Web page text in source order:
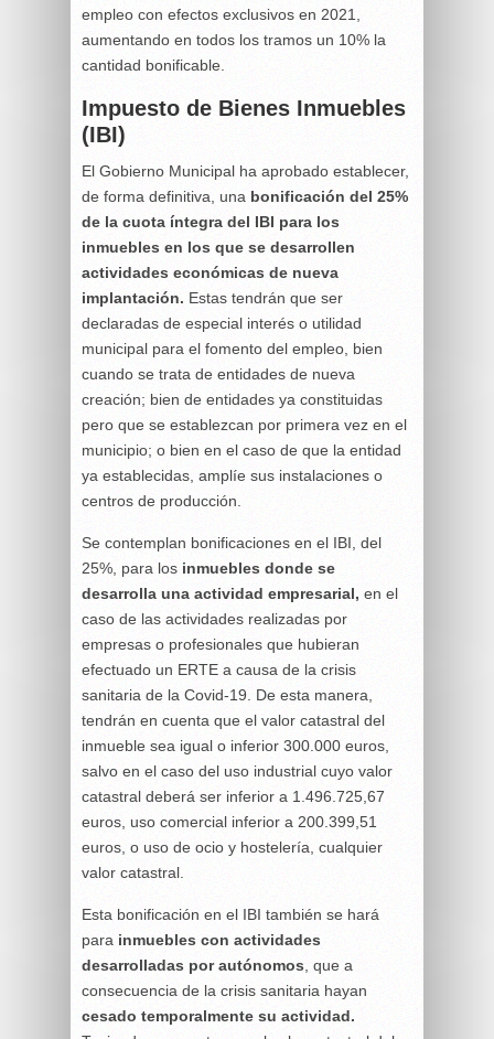
empleo con efectos exclusivos en 2021,
aumentando en todos los tramos un 10% la
cantidad bonificable.
Impuesto de Bienes Inmuebles
(IBI)
El Gobierno Municipal ha aprobado establecer,
de forma definitiva, una bonificación del 25%
de la cuota íntegra del IBI para los
inmuebles en los que se desarrollen
actividades económicas de nueva
implantación. Estas tendrán que ser
declaradas de especial interés o utilidad
municipal para el fomento del empleo, bien
cuando se trata de entidades de nueva
creación; bien de entidades ya constituidas
pero que se establezcan por primera vez en el
municipio; o bien en el caso de que la entidad
ya establecidas, amplíe sus instalaciones o
centros de producción.
Se contemplan bonificaciones en el IBI, del
25%, para los inmuebles donde se
desarrolla una actividad empresarial, en el
caso de las actividades realizadas por
empresas o profesionales que hubieran
efectuado un ERTE a causa de la crisis
sanitaria de la Covid-19. De esta manera,
tendrán en cuenta que el valor catastral del
inmueble sea igual o inferior 300.000 euros,
salvo en el caso del uso industrial cuyo valor
catastral deberá ser inferior a 1.496.725,67
euros, uso comercial inferior a 200.399,51
euros, o uso de ocio y hostelería, cualquier
valor catastral.
Esta bonificación en el IBI también se hará
para inmuebles con actividades
desarrolladas por autónomos , que a
consecuencia de la crisis sanitaria hayan
cesado temporalmente su actividad.